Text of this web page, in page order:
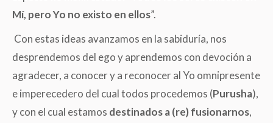
Mí, pero Yo no existo en ellos”.
Con estas ideas avanzamos en la sabiduría, nos
desprendemos del ego y aprendemos con devoción a
agradecer, a conocer y a reconocer al Yo omnipresente
e imperecedero del cual todos procedemos (Purusha),
y con el cual estamos destinados a (re) fusionarnos,